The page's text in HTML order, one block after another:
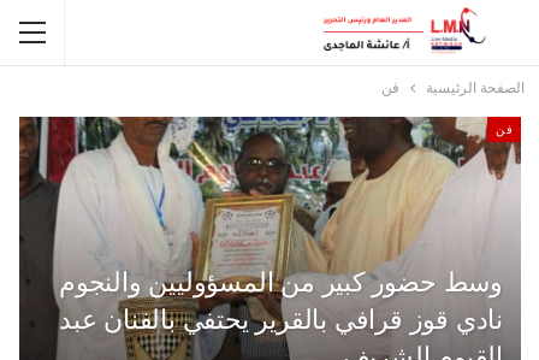
الصفحة الرئيسية فن
فن
وسط حضور كبير من المسؤوليين والنجوم
نادي قوز قرافي بالقرير يحتفي بالفنان عبد